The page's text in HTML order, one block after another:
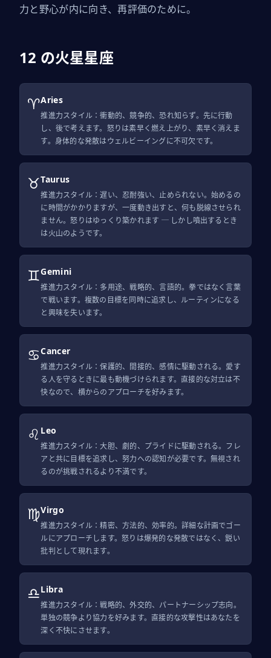
力と野心が内に向き、再評価のために。
12 の火星星座
♈Aries
推進力スタイル：衝動的、競争的、恐れ知らず。先に行動
し、後で考えます。怒りは素早く燃え上がり、素早く消えま
す。身体的な発散はウェルビーイングに不可欠です。
♉Taurus
推進力スタイル：遅い、忍耐強い、止められない。始めるの
に時間がかかりますが、一度動き出すと、何も脱線させられ
ません。怒りはゆっくり築かれます ─ しかし噴出するとき
は火山のようです。
♊Gemini
推進力スタイル：多用途、戦略的、言語的。拳ではなく言葉
で戦います。複数の目標を同時に追求し、ルーティンになる
と興味を失います。
♋Cancer
推進力スタイル：保護的、間接的、感情に駆動される。愛す
る人を守るときに最も動機づけられます。直接的な対立は不
快なので、横からのアプローチを好みます。
♌ Leo
推進力スタイル：大胆、劇的、プライドに駆動される。フレ
アと共に目標を追求し、努力への認知が必要です。無視され
るのが挑戦されるより不満です。
♍Virgo
推進力スタイル：精密、方法的、効率的。詳細な計画でゴー
ルにアプローチします。怒りは爆発的な発散ではなく、鋭い
批判として現れます。
♎Libra
推進力スタイル：戦略的、外交的、パートナーシップ志向。
単独の競争より協力を好みます。直接的な攻撃性はあなたを
深く不快にさせます。